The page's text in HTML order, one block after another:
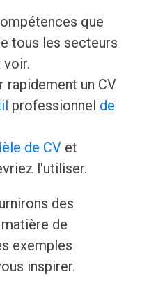
que
tous les secteurs
rapidement un CV
professionnel de
de CVet
l'utiliser.
des
de
exemples
inspirer.